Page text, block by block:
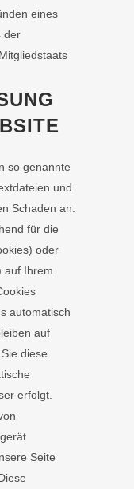
eines
der
so genannte
und
Schaden an.
für die
oder
auf Ihrem
automatisch
auf
diese
erfolgt.
Seite